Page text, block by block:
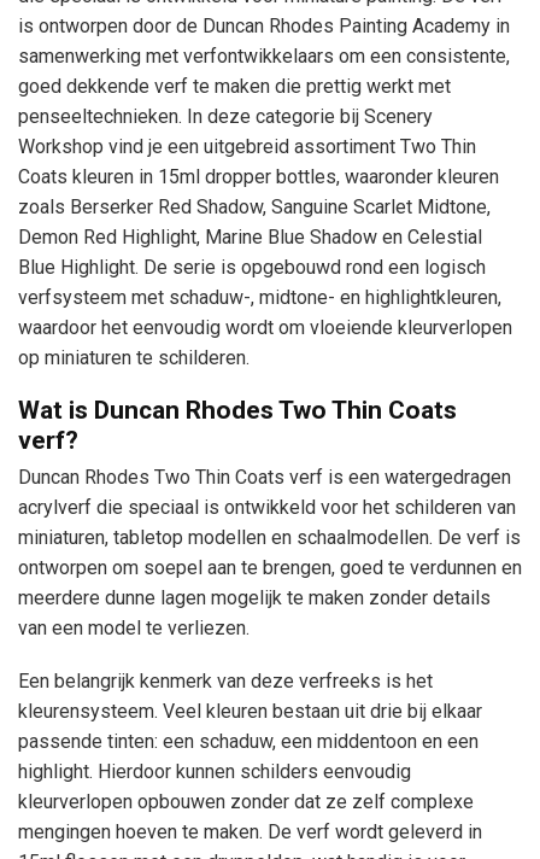
is ontworpen door de Duncan Rhodes Painting Academy in
samenwerking met verfontwikkelaars om een consistente,
goed dekkende verf te maken die prettig werkt met
penseeltechnieken. In deze categorie bij Scenery
Workshop vind je een uitgebreid assortiment Two Thin
Coats kleuren in 15ml dropper bottles, waaronder kleuren
zoals Berserker Red Shadow, Sanguine Scarlet Midtone,
Demon Red Highlight, Marine Blue Shadow en Celestial
Blue Highlight. De serie is opgebouwd rond een logisch
verfsysteem met schaduw-, midtone- en highlightkleuren,
waardoor het eenvoudig wordt om vloeiende kleurverlopen
op miniaturen te schilderen.
Wat is Duncan Rhodes Two Thin Coats
verf?
Duncan Rhodes Two Thin Coats verf is een watergedragen
acrylverf die speciaal is ontwikkeld voor het schilderen van
miniaturen, tabletop modellen en schaalmodellen. De verf is
ontworpen om soepel aan te brengen, goed te verdunnen en
meerdere dunne lagen mogelijk te maken zonder details
van een model te verliezen.
Een belangrijk kenmerk van deze verfreeks is het
kleurensysteem. Veel kleuren bestaan uit drie bij elkaar
passende tinten: een schaduw, een middentoon en een
highlight. Hierdoor kunnen schilders eenvoudig
kleurverlopen opbouwen zonder dat ze zelf complexe
mengingen hoeven te maken. De verf wordt geleverd in